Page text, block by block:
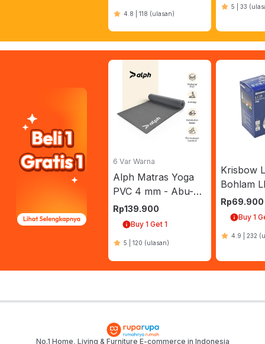
4.8 118 (ulasan)
5 33
6 Var Warna
Alph Matras Yoga
PVC 4 mm - Abu-
Abu
Rp139.900
Buy 1 Get 1
5 120 (ulasan)
Krisbow
Bohlam
7 Watt
Cool
Rp69.900
Buy 1
4.9 232
No.1 Home, Living & Furniture E-commerce in Indonesia